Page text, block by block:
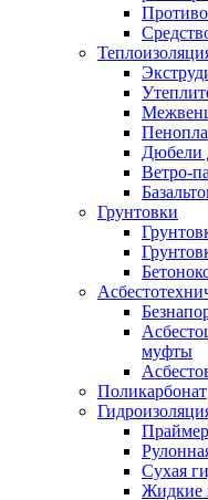
Дюбели
Ветро-
Грунтовки
муфты
Поликарбонат
Сухая
Жидкие